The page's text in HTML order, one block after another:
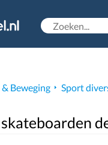
Beweging Sport